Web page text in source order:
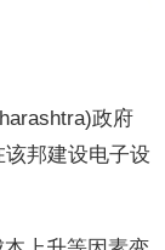
政府
邦建设电子设